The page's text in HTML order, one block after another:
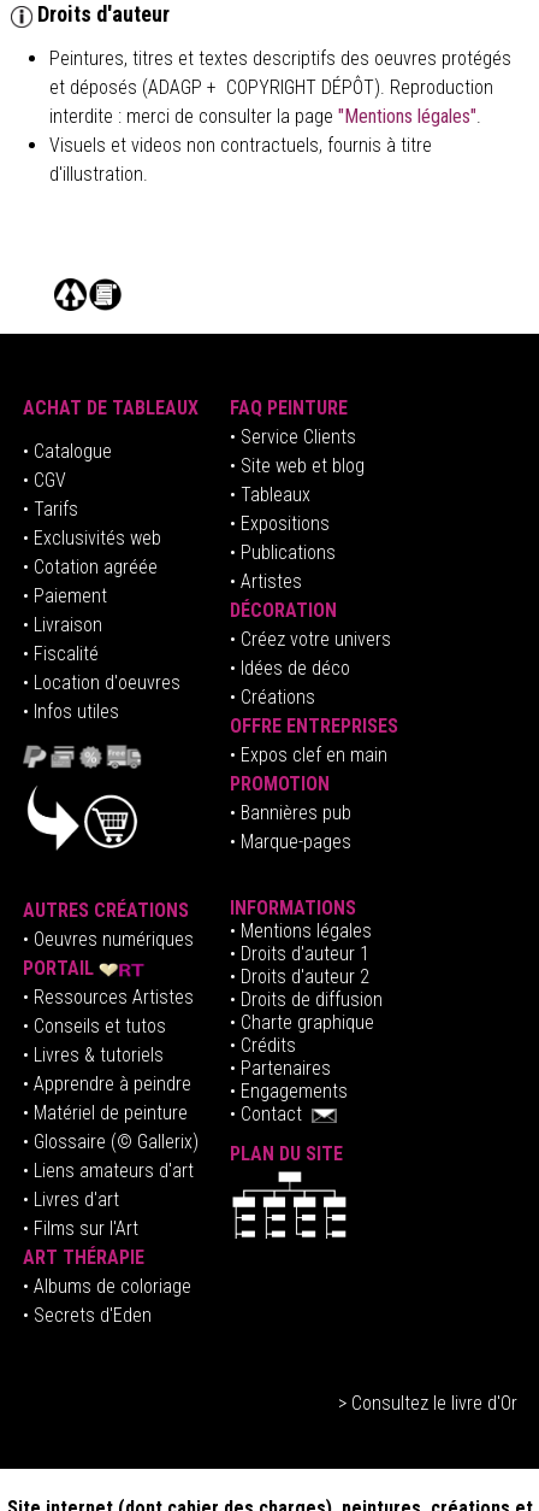
Droits d'auteur
Peintures, titres et textes descriptifs des oeuvres protégés
et déposés (ADAGP + COPYRIGHT DÉPÔT). Reproduction
interdite : merci de consulter la page "Mentions légales".
Visuels et videos non contractuels, fournis à titre
d'illustration.
ACHAT DE TABLEAUX
• Catalogue
• CGV
• Tarifs
• Exclusivités web
• Cotation agréée
• Paiement
• Livraison
• Fiscalité
• Location d'oeuvres
• Infos utiles
FAQ PEINTURE
• Service Clients
• Site web et blog
• Tableaux
• Expositions
• Publications
• Artistes
DÉCORATION
• Créez votre univers
• Idées de déco
• Créations
OFFRE ENTREPRISES
• Expos clef en main
PROMOTION
• Bannières pub
• Marque-pages
AUTRES CRÉATIONS
• Oeuvres numériques
PORTAIL
• Ressources Artistes
• Conseils et tutos
• Livres & tutoriels
• Apprendre à peindre
• Matériel de peinture
• Glossaire (© Gallerix)
• Liens amateurs d'art
• Livres d'art
• Films sur l'Art
ART THÉRAPIE
• Albums de coloriage
• Secrets d'Eden
INFORMATIONS
• Mentions légales
• Droits d'auteur1
• Droits d'auteur 2
• Droits de diffusion
• Charte graphique
• Crédits
• Partenaires
• Engagements
• Contact
PLAN DU SITE
> Consultez le livre d'Or